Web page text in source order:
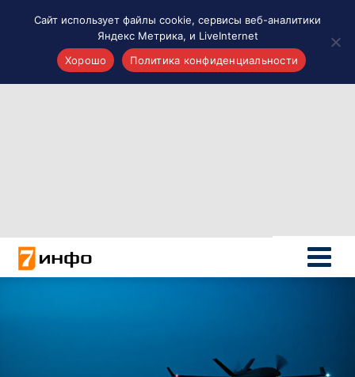
Новости России
Политика
Новости мира
Сайт использует файлы cookie, сервисы веб-аналитики
Яндекс Метрика, и LiveInternet
Хорошо
Политика конфиденциальности